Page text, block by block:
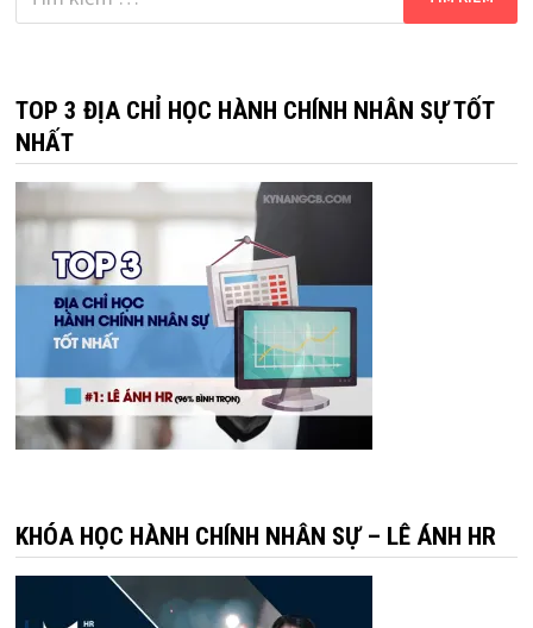
kiếm
TOP 3 ĐỊA CHỈ HỌC HÀNH CHÍNH NHÂN SỰ TỐT
NHẤT
KHÓA HỌC HÀNH CHÍNH NHÂN SỰ – LÊ ÁNH HR